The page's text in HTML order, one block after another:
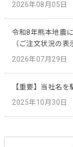
2026年08月05日
令和8年熊本地震
（ご注文状況の表
2026年07月29日
【重要】当社名
2025年10月30日